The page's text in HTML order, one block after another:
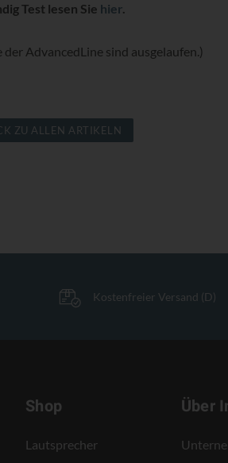
Test lesen Sie hier.
AdvancedLine sind ausgelaufen.)
ZU ALLEN ARTIKELN
Kostenfreier Versand (D)
Shop
Lautsprecher
Über